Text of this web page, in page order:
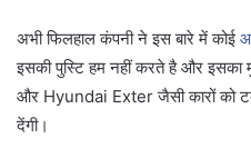
अभी फिलहाल कंपनी ने इस बारे में कोई
इसकी पुस्टि हम नहीं करते है और
और Hyundai Exter जैसी कारों को
देंगी।